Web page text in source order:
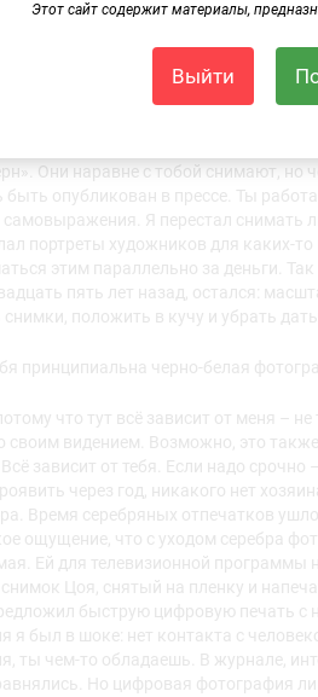
твой стиль, если говорить о
это всё-таки неживые предметы,
– люди, репортаж, город?
молодёжи был закончен,
Они наравне с тобой снимают, но
опубликован в прессе. Ты
Я перестал снимать
портреты художников для каких-
этим параллельно за деньги.
пять лет назад, остался:
снимки, положить в кучу и убрать
принципиальна черно-белая
что тут всё зависит от меня –
своим видением. Возможно, это
зависит от тебя. Если надо
через год, никакого нет
Время серебряных отпечатков
ощущение, что с уходом серебра
Ей для телевизионной
Цоя, снятый на пленку и
быструю цифровую печать с
я был в шоке: нет контакта с
ты чем-то обладаешь. В журнале,
Но цифровая фотография
Этот сайт содержит материалы,
Выйти